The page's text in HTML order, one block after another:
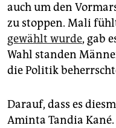
auch um den
zu stoppen. Mali
gewählt wurde, gab
Wahl standen
die Politik
Darauf, dass es
Aminta Tandia